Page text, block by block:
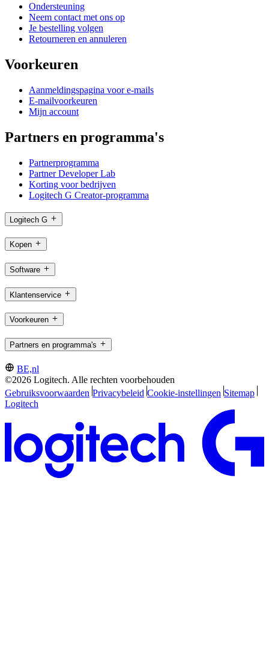
Ondersteuning
Neem contact met ons op
Je bestelling volgen
Retourneren en annuleren
Voorkeuren
Aanmeldingspagina voor e-mails
E-mailvoorkeuren
Mijn account
Partners en programma's
Partnerprogramma
Partner Developer Lab
Korting voor bedrijven
Logitech G Creator-programma
Logitech G
Kopen
Software
Klantenservice
Voorkeuren
Partners en programma's
BE,nl
©2026 Logitech. Alle rechten voorbehouden
Gebruiksvoorwaarden Privacybeleid Cookie-instellingen Sitemap
Logitech